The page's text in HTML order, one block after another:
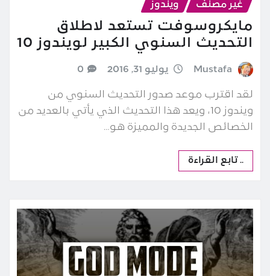
غير مصنف ويندوز
مايكروسوفت تستعد لاطلاق
التحديث السنوي الكبير لويندوز 10
Mustafa يوليو 31, 2016 0
لقد اقترب موعد صدور التحديث السنوي من
ويندوز 10، ويعد هذا التحديث الذي يأتي بالعديد من
الخصائص الجديدة والمميزة هو…
.. تابع القراءة